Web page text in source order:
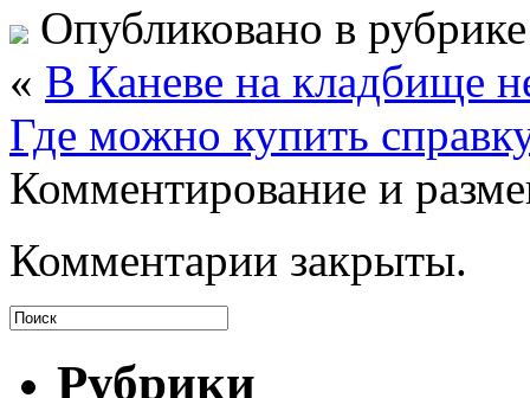
Опубликовано в
« В Каневе на кладбище
Где можно купить
Комментирование и
Комментарии закрыты.
Рубрики